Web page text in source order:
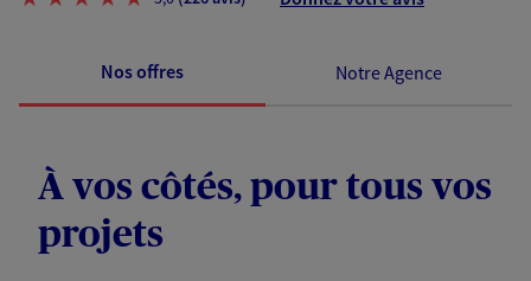
Nos offres Notre Agence
À vos côtés, pour tous vos
projets